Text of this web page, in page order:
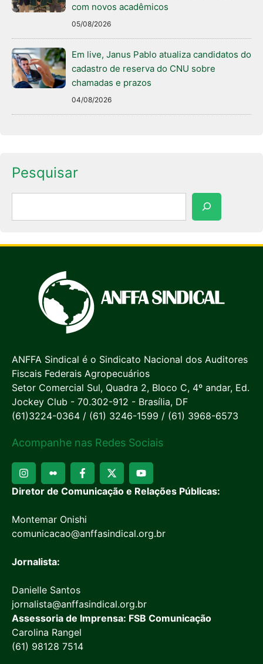
com novos acadêmicos
05/08/2026
Em live, Janus Pablo atualiza candidatos do
cadastro de reserva do CNU sobre
chamadas e prazos
04/08/2026
Pesquisar
ANFFA Sindical é o Sindicato Nacional dos Auditores
Fiscais Federais Agropecuários
Setor Comercial Sul, Quadra 2, Bloco C, 4º andar, Ed.
Jockey Club - 70.302-912 - Brasília, DF
(61)3224-0364 / (61) 3246-1599 / (61) 3968-6573
Acompanhe nas Redes Sociais
Diretor de Comunicação e Relações Públicas:
Montemar Onishi
comunicacao@anffasindical.org.br
Jornalista:
Danielle Santos
jornalista@anffasindical.org.br
Assessoria de Imprensa: FSB Comunicação
Carolina Rangel
(61) 98128 7514